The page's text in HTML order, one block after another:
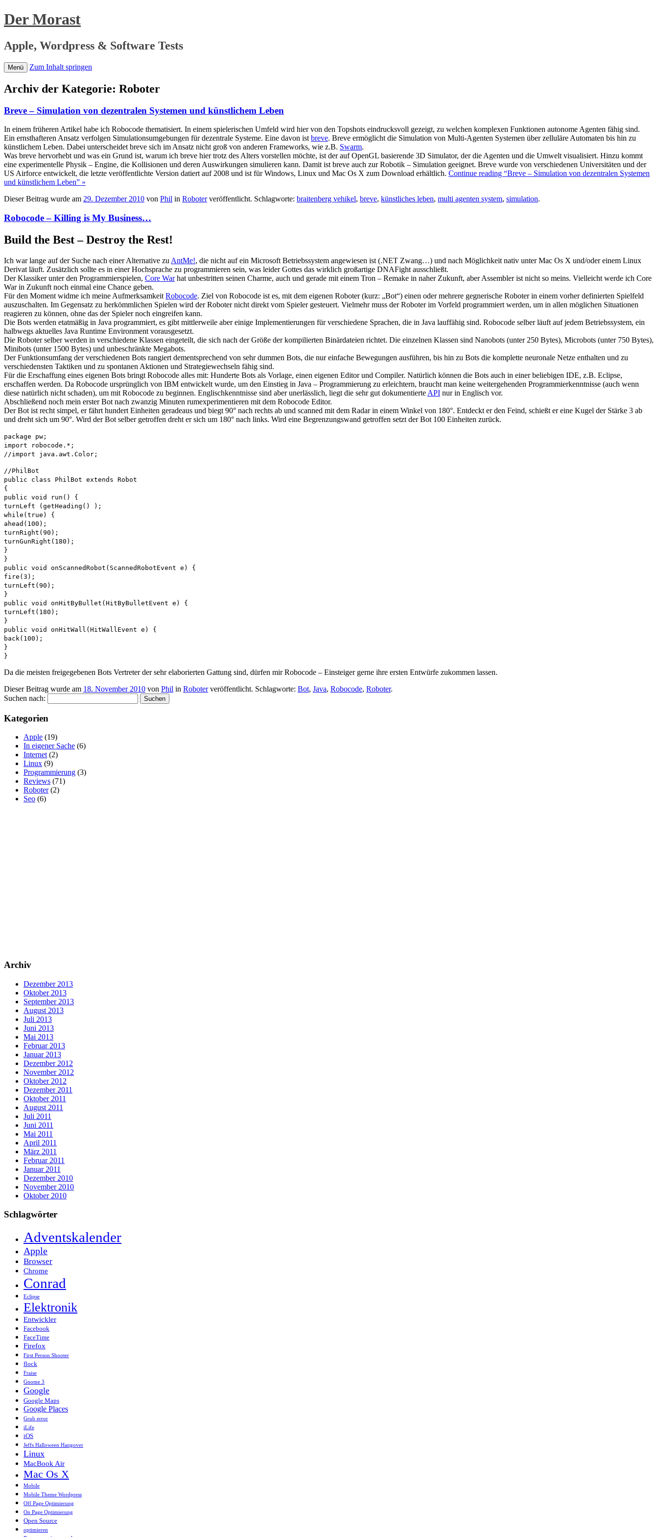
Der Morast
Apple, Wordpress & Software Tests
Menü Zum Inhalt springen
Archiv der Kategorie: Roboter
Breve – Simulation von dezentralen Systemen und künstlichem Leben
In einem früheren Artikel habe ich Robocode thematisiert. In einem spielerischen Umfeld wird hier von den Topshots eindrucksvoll gezeigt, zu welchen komplexen Funktionen autonome Agenten fähig sind.
Ein ernsthafteren Ansatz verfolgen Simulationsumgebungen für dezentrale Systeme. Eine davon ist breve. Breve ermöglicht die Simulation von Multi-Agenten Systemen über zelluläre Automaten bis hin zu
künstlichem Leben. Dabei unterscheidet breve sich im Ansatz nicht groß von anderen Frameworks, wie z.B. Swarm.
Was breve hervorhebt und was ein Grund ist, warum ich breve hier trotz des Alters vorstellen möchte, ist der auf OpenGL basierende 3D Simulator, der die Agenten und die Umwelt visualisiert. Hinzu kommt
eine experimentelle Physik – Engine, die Kollisionen und deren Auswirkungen simulieren kann. Damit ist breve auch zur Robotik – Simulation geeignet. Breve wurde von verschiedenen Universitäten und der
US Airforce entwickelt, die letzte veröffentlichte Version datiert auf 2008 und ist für Windows, Linux und Mac Os X zum Download erhältlich. Continue reading “Breve – Simulation von dezentralen Systemen
und künstlichem Leben” »
Dieser Beitrag wurde am 29. Dezember 2010 von Phil in Roboterveröffentlicht. Schlagworte: braitenberg vehikel, breve, künstliches leben, multi agenten system, simulation.
Robocode – Killing is My Business…
Build the Best – Destroy the Rest!
Ich war lange auf der Suche nach einer Alternative zu AntMe!, die nicht auf ein Microsoft Betriebssystem angewiesen ist (.NET Zwang…) und nach Möglichkeit nativ unter Mac Os X und/oder einem Linux
Derivat läuft. Zusätzlich sollte es in einer Hochsprache zu programmieren sein, was leider Gottes das wirklich großartige DNAFight ausschließt.
Der Klassiker unter den Programmierspielen, Core Warhat unbestritten seinen Charme, auch und gerade mit einem Tron – Remake in naher Zukunft, aber Assembler ist nicht so meins. Vielleicht werde ich Core
War in Zukunft noch einmal eine Chance geben.
Für den Moment widme ich meine Aufmerksamkeit Robocode. Ziel von Robocode ist es, mit dem eigenen Roboter (kurz: „Bot“) einen oder mehrere gegnerische Roboter in einem vorher definierten Spielfeld
auszuschalten. Im Gegensatz zu herkömmlichen Spielen wird der Roboter nicht direkt vom Spieler gesteuert. Vielmehr muss der Roboter im Vorfeld programmiert werden, um in allen möglichen Situationen
reagieren zu können, ohne das der Spieler noch eingreifen kann.
Die Bots werden etatmäßig in Java programmiert, es gibt mittlerweile aber einige Implementierungen für verschiedene Sprachen, die in Java lauffähig sind. Robocode selber läuft auf jedem Betriebssystem, ein
halbwegs aktuelles Java Runtime Environment vorausgesetzt.
Die Roboter selber werden in verschiedene Klassen eingeteilt, die sich nach der Größe der kompilierten Binärdateien richtet. Die einzelnen Klassen sind Nanobots (unter 250 Bytes), Microbots (unter 750 Bytes),
Minibots (unter 1500 Bytes) und unbeschränkte Megabots.
Der Funktionsumfang der verschiedenen Bots rangiert dementsprechend von sehr dummen Bots, die nur einfache Bewegungen ausführen, bis hin zu Bots die komplette neuronale Netze enthalten und zu
verschiedensten Taktiken und zu spontanen Aktionen und Strategiewechseln fähig sind.
Für die Erschaffung eines eigenen Bots bringt Robocode alles mit: Hunderte Bots als Vorlage, einen eigenen Editor und Compiler. Natürlich können die Bots auch in einer beliebigen IDE, z.B. Eclipse,
erschaffen werden. Da Robocode ursprünglich von IBM entwickelt wurde, um den Einstieg in Java – Programmierung zu erleichtern, braucht man keine weitergehenden Programmierkenntnisse (auch wenn
diese natürlich nicht schaden), um mit Robocode zu beginnen. Englischkenntnisse sind aber unerlässlich, liegt die sehr gut dokumentierte API nur in Englisch vor.
Abschließend noch mein erster Bot nach zwanzig Minuten rumexperimentieren mit dem Robocode Editor.
Der Bot ist recht simpel, er fährt hundert Einheiten geradeaus und biegt 90° nach rechts ab und scanned mit dem Radar in einem Winkel von 180°. Entdeckt er den Feind, schießt er eine Kugel der Stärke 3 ab
und dreht sich um 90°. Wird der Bot selber getroffen dreht er sich um 180° nach links. Wird eine Begrenzungswand getroffen setzt der Bot 100 Einheiten zurück.
package pw;
import robocode.*;
//import java.awt.Color;
//PhilBot
public class PhilBot extends Robot
{
public void run() {
turnLeft (getHeading() );
while(true) {
ahead(100);
turnRight(90);
turnGunRight(180);
}
}
public void onScannedRobot(ScannedRobotEvent e) {
fire(3);
turnLeft(90);
}
public void onHitByBullet(HitByBulletEvent e) {
turnLeft(180);
}
public void onHitWall(HitWallEvent e) {
back(100);
}
}
Da die meisten freigegebenen Bots Vertreter der sehr elaborierten Gattung sind, dürfen mir Robocode – Einsteiger gerne ihre ersten Entwürfe zukommen lassen.
Dieser Beitrag wurde am 18. November 2010 von Phil in Roboterveröffentlicht. Schlagworte: Bot, Java, Robocode, Roboter.
Suchen nach:
Kategorien
Apple (19)
In eigener Sache (6)
Internet (2)
Linux (9)
Programmierung (3)
Reviews (71)
Roboter(2)
Seo (6)
Archiv
Dezember 2013
Oktober 2013
September 2013
August 2013
Juli 2013
Juni 2013
Mai 2013
Februar 2013
Januar 2013
Dezember 2012
November 2012
Oktober 2012
Dezember 2011
Oktober 2011
August 2011
Juli 2011
Juni 2011
Mai 2011
April 2011
März 2011
Februar 2011
Januar 2011
Dezember 2010
November 2010
Oktober 2010
Schlagwörter
Adventskalender
Apple
Browser
Chrome
Conrad
Eclipse
Elektronik
Entwickler
Facebook
FaceTime
Firefox
First Person Shooter
flock
Fraise
Gnome 3
Google
Google Maps
Google Places
Grub error
iLife
iOS
Jeffs Halloween Hangover
Linux
MacBook Air
Mac Os X
Mobile
Mobile Theme Wordpress
Off Page Optimierung
On Page Optimierung
Open Source
optimieren